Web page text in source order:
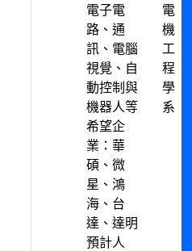
電子電
路、通
訊、電腦
視覺、自
動控制與
機器人等
希望企
業：華
碩、微
星、鴻
海、台
達、達明
預計人
電
機
工
程
學
系